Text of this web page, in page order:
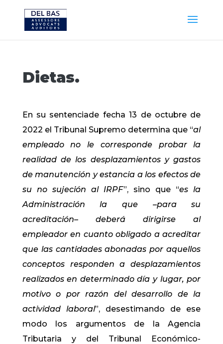
Dietas.
En su sentenciade fecha 13 de octubre de
2022 el Tribunal Supremo determina que “al
empleado no le corresponde probar la
realidad de los desplazamientos y gastos
de manutención y estancia a los efectos de
su no sujeción al IRPF”, sino que “es la
Administración la que –para su
acreditación– deberá dirigirse al
empleador en cuanto obligado a acreditar
que las cantidades abonadas por aquellos
conceptos responden a desplazamientos
realizados en determinado día y lugar, por
motivo o por razón del desarrollo de la
actividad laboral”, desestimando de ese
modo los argumentos de la Agencia
Tributaria y del Tribunal Económico-